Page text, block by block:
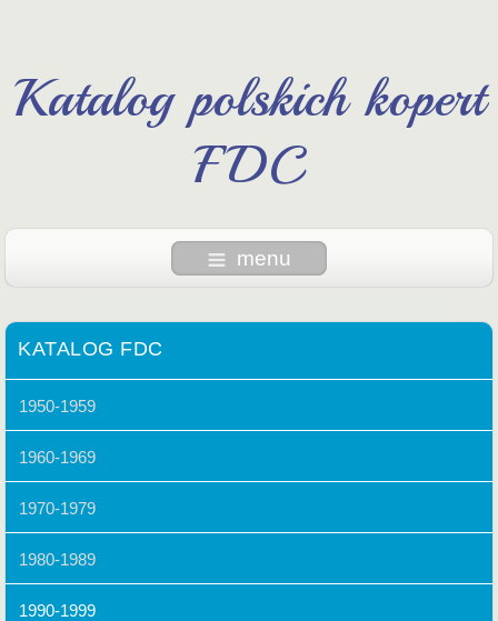
Katalog polskich kopert
FDC
menu
KATALOG FDC
1950-1959
1960-1969
1970-1979
1980-1989
1990-1999